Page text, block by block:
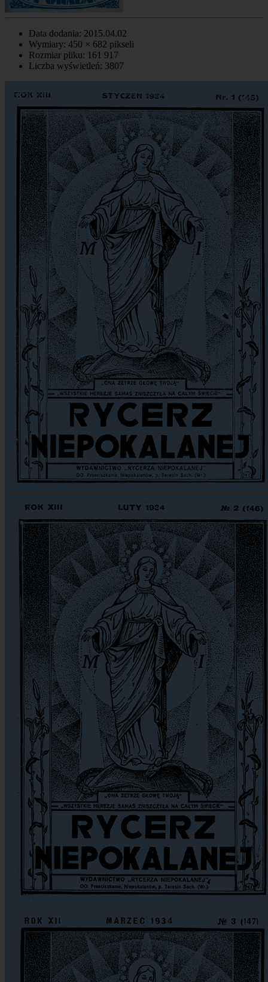
Data dodania: 2015.04.02
Wymiary: 450 × 682 pikseli
Rozmiar pliku: 161 917
Liczba wyświetleń: 3807